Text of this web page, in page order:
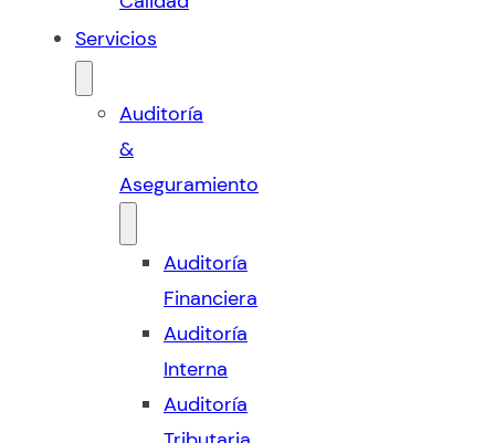
Servicios
Auditoría
&
Aseguramiento
Auditoría
Financiera
Auditoría
Interna
Auditoría